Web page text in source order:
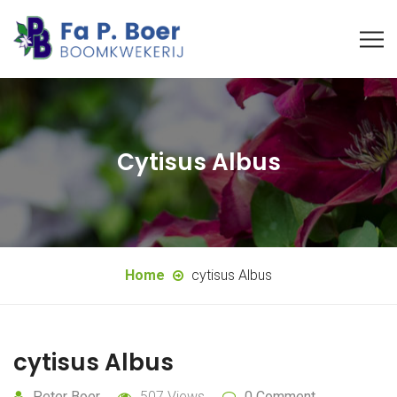
Cytisus Albus
Home cytisus Albus
cytisus Albus